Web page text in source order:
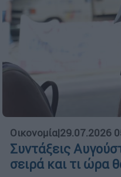
Οικονομία|29.07.2026
Συντάξεις
σειρά και τι ώρα